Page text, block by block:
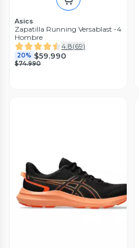
Asics
Zapatilla Running Versablast -4
Hombre
4.8(69)
20% $59.990
$74.990